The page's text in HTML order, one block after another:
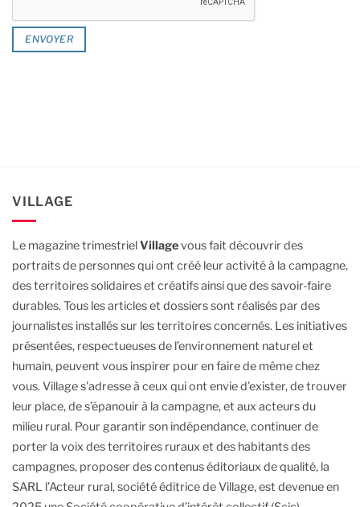
VILLAGE
Le magazine trimestrielVillagevous fait découvrir des
portraits de personnes qui ont créé leur activité à la campagne,
des territoires solidaires et créatifs ainsi que des savoir-faire
durables.Tous les articles et dossiers sont réalisés par des
journalistes installés sur les territoires concernés. Les initiatives
présentées, respectueuses de l’environnement naturel et
humain, peuvent vous inspirer pour en faire de même chez
vous.Village s'adresse à ceux qui ont envie d’exister, de trouver
leur place, de s’épanouir à la campagne, et aux acteurs du
milieu rural. Pour garantir son indépendance, continuer de
porter la voix des territoires ruraux et des habitants des
campagnes, proposer des contenus éditoriaux de qualité, la
SARL l’Acteur rural, société éditrice de Village, est devenue en